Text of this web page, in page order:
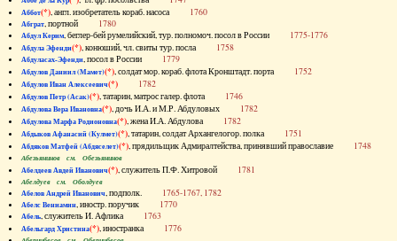
Аббот(*), англ. изобретатель кораб. насоса 1760
Абграт, портной 1780
Абдул Керим, беглер-бей румелийский, тур. полномоч. посол в России 1775-1776
Абдула Эфенди(*), конюший, чл. свиты тур. посла 1758
Абдуласах-Эфенди, посол в России 1779
Абдулов Даниил (Мамет)(*), солдат мор. кораб. флота Кронштадт. порта 1752
Абдулов Иван Алексеевич(*) 1782
Абдулов Петр (Асак)(*), татарин, матрос галер. флота 1746
Абдулова Вера Ивановна(*), дочь И.А. и М.Р. Абдуловых 1782
Абдулова Марфа Родионовна(*), жена И.А. Абдулова 1782
Абдыков Афанасий (Кулмет)(*), татарин, солдат Архангелогор. полка 1751
Абдяков Матфей (Абдяселет)(*), прядильщик Адмиралтейства, принявший православие 1748
Абезьянинов см. Обезьянинов
Абелдеев Авдей Иванович(*), служитель П.Ф. Хитровой 1781
Абелдуев см. Оболдуев
Абелов Андрей Иванович, подполк. 1765-1767, 1782
Абелс Вениамин, иностр. поручик 1770
Абель, служитель И. Афлика 1763
Абельгард Христина(*), иностранка 1776